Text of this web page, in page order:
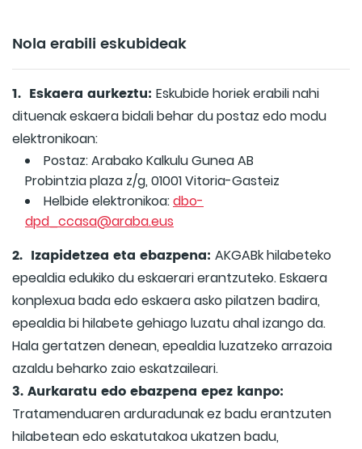
Nola erabili eskubideak
1. Eskaera aurkeztu: Eskubide horiek erabili nahi
dituenak eskaera bidali behar du postaz edo modu
elektronikoan:
Postaz: Arabako Kalkulu Gunea AB
Probintzia plaza z/g, 01001 Vitoria-Gasteiz
Helbide elektronikoa:dbo-
dpd_ccasa@araba.eus
2. Izapidetzea eta ebazpena: AKGABk hilabeteko
epealdia edukiko du eskaerari erantzuteko. Eskaera
konplexua bada edo eskaera asko pilatzen badira,
epealdia bi hilabete gehiago luzatu ahal izango da.
Hala gertatzen denean, epealdia luzatzeko arrazoia
azaldu beharko zaio eskatzaileari.
3. Aurkaratu edo ebazpena epez kanpo:
Tratamenduaren arduradunak ez badu erantzuten
hilabetean edo eskatutakoa ukatzen badu,